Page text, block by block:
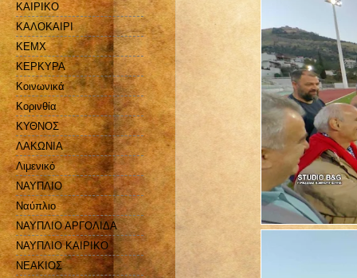
ΚΑΙΡΙΚΟ
ΚΑΛΟΚΑΙΡΙ
ΚΕΜΧ
ΚΕΡΚΥΡΑ
Κοινωνικά
Κορινθία
ΚΥΘΝΟΣ
ΛΑΚΩΝΙΑ
Λιμενικό
ΝΑΥΠΛΙΟ
Ναύπλιο
ΝΑΥΠΛΙΟ ΑΡΓΟΛΙΔΑ
ΝΑΥΠΛΙΟ ΚΑΙΡΙΚΟ
ΝΕΑΚΙΟΣ